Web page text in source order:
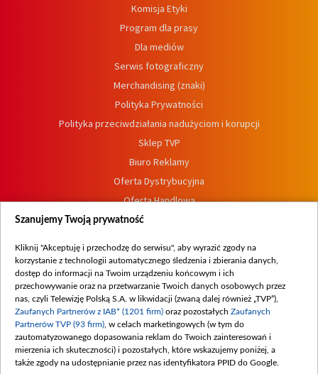
Komisja Etyki
Program dla prasy
Dla mediów
Serwis fotograficzny
Merchandising (znaki)
Polityka Prywatności
Polityka przeciwdziałania nadużyciom i korupcji
Sklep TVP
Biuro Reklamy
Oferta Dystrybucyjna
Oferta Handlowa
Dostępność
Procedura zgłoszeń wewnętrznych
Szanujemy Twoją prywatność
Kliknij "Akceptuję i przechodzę do serwisu", aby wyrazić zgody na
korzystanie z technologii automatycznego śledzenia i zbierania danych,
dostęp do informacji na Twoim urządzeniu końcowym i ich
przechowywanie oraz na przetwarzanie Twoich danych osobowych przez
nas, czyli Telewizję Polską S.A. w likwidacji (zwaną dalej również „TVP”),
Zaufanych Partnerów z IAB* (1201 firm) oraz pozostałych Zaufanych
Partnerów TVP (93 firm) , w celach marketingowych (w tym do
zautomatyzowanego dopasowania reklam do Twoich zainteresowań i
mierzenia ich skuteczności) i pozostałych, które wskazujemy poniżej, a
także zgody na udostępnianie przez nas identyfikatora PPID do Google.